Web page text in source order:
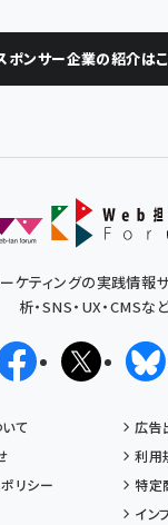
ポンサー企業の紹介は
ケティングの実践情報
析・SNS・UX・CMSな
マガFacebookX(エック
て
広告
利用
リシー
特定
イン